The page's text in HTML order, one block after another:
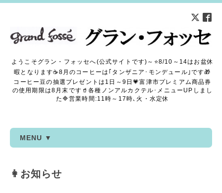
ようこそグラン・フォッセへ(公式サイトです)～⭐8/10～14はお盆休
暇となります☕8月のコーヒーは｢タンザニア･モンデュール｣です🎁
コーヒー豆の抽選プレゼントは1日～9日💗富津市プレミアム商品券
の使用期限は8月末です🥤各種ノンアルカクテル･メニューUPしまし
た🔷営業時間:11時～17時､火・水定休
MENU ▼
👩お知らせ